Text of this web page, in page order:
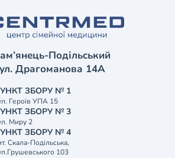
Подільський
Драгоманова 14А
ЗБОРУ № 1
Героїв УПА 15
ЗБОРУ № 3
Миру 2
ЗБОРУ № 4
Скала-Подільська,
103